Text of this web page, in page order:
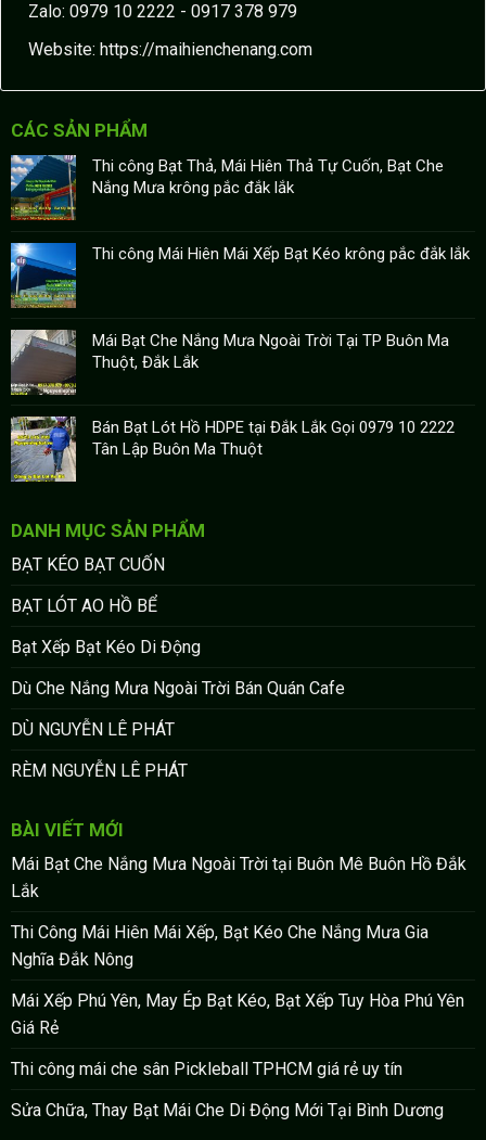
Zalo: 0979 10 2222 - 0917 378 979
Website: https://maihienchenang.com
CÁC SẢN PHẨM
Thi công Bạt Thả, Mái Hiên Thả Tự Cuốn, Bạt Che
Nắng Mưa krông pắc đắk lắk
Thi công Mái Hiên Mái Xếp Bạt Kéo krông pắc đắk lắk
Mái Bạt Che Nắng Mưa Ngoài Trời Tại TP Buôn Ma
Thuột, Đắk Lắk
Bán Bạt Lót Hồ HDPE tại Đắk Lắk Gọi 0979 10 2222
Tân Lập Buôn Ma Thuột
DANH MỤC SẢN PHẨM
BẠT KÉO BẠT CUỐN
BẠT LÓT AO HỒ BỂ
Bạt Xếp Bạt Kéo Di Động
Dù Che Nắng Mưa Ngoài Trời Bán Quán Cafe
DÙ NGUYỄN LÊ PHÁT
RÈM NGUYỄN LÊ PHÁT
BÀI VIẾT MỚI
Mái Bạt Che Nắng Mưa Ngoài Trời tại Buôn Mê Buôn Hồ Đắk
Lắk
Thi Công Mái Hiên Mái Xếp, Bạt Kéo Che Nắng Mưa Gia
Nghĩa Đắk Nông
Mái Xếp Phú Yên, May Ép Bạt Kéo, Bạt Xếp Tuy Hòa Phú Yên
Giá Rẻ
Thi công mái che sân Pickleball TPHCM giá rẻ uy tín
Sửa Chữa, Thay Bạt Mái Che Di Động Mới Tại Bình Dương